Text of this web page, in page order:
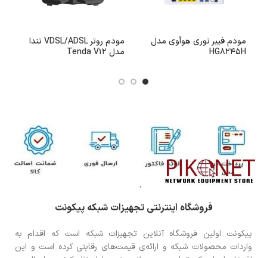
مودم فیبر نوری هوآوی مدل
HG8245H
مودم روتر VDSL/ADSL تندا
مدل Tenda V12
فروشگاه اینترنتی تجهیزات شبکه پیکونت
پیکونت اولین فروشگاه آنلاین تجهیزات شبکه است که اقدام به
واردات محصولات شبکه و ارائه‌ی قیمت‌های رقابتی کرده است و این